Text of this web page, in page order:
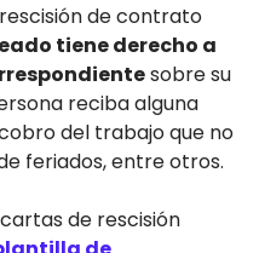
de contrato
tiene derecho a
sobre su
reciba alguna
del trabajo que no
feriados, entre otros.
de rescisión